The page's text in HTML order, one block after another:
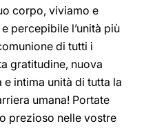
corpo, viviamo e
percepibile l’unità più
di tutti i
gratitudine, nuova
intima unità di tutta la
umana! Portate
prezioso nelle vostre